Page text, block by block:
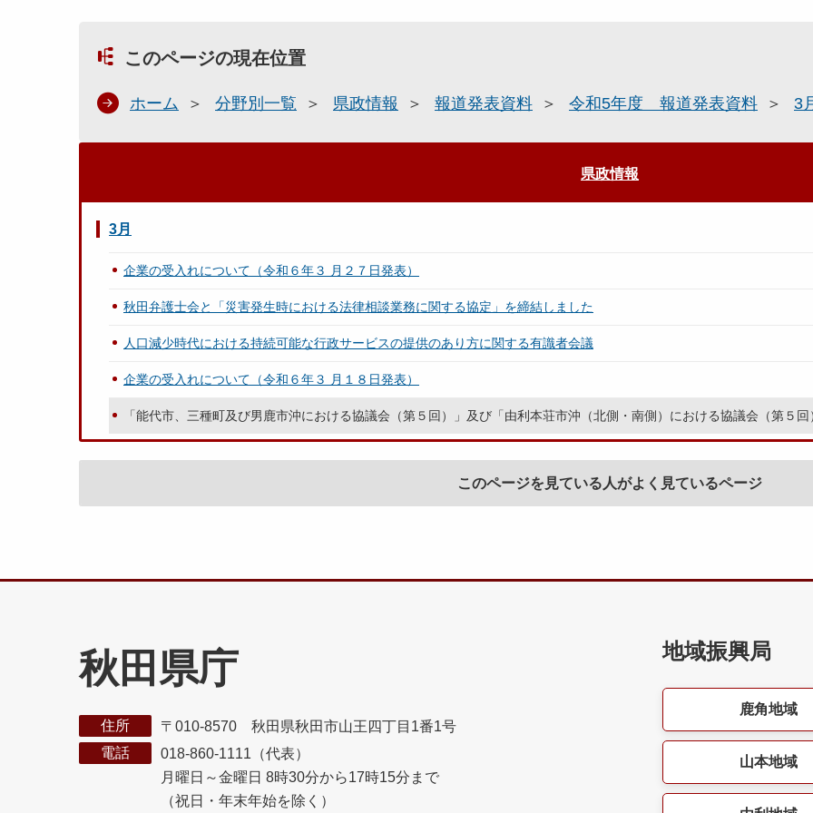
このページの現在位置
ホーム 分野別一覧 県政情報 報道発表資料 令和5年度 報道発表資料 3
県政情報
3月
企業の受入れについて（令和６年３ 月２７日発表）
秋田弁護士会と「災害発生時における法律相談業務に関する協定」を締結しました
人口減少時代における持続可能な行政サービスの提供のあり方に関する有識者会議
企業の受入れについて（令和６年３ 月１８日発表）
「能代市、三種町及び男鹿市沖における協議会（第５回）」及び「由利本荘市沖（北側・南側）における協議会（第５
このページを見ている人がよく見ているページ
秋田県庁
住所
〒010-8570 秋田県秋田市山王四丁目1番1号
電話
018-860-1111（代表）
月曜日～金曜日 8時30分から17時15分まで
（祝日・年末年始を除く）
地域振興局
鹿角地域
山本地域